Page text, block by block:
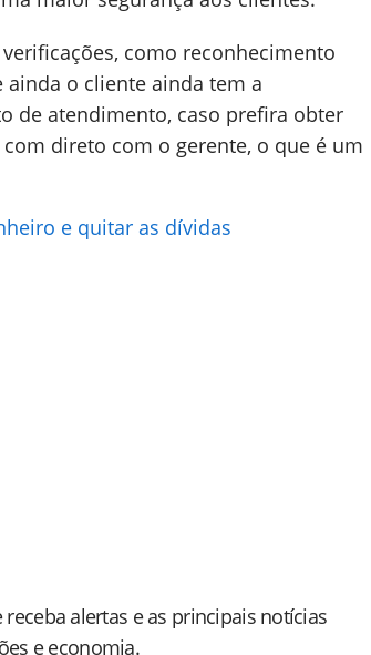
como reconhecimento
o cliente ainda tem a
de atendimento, caso prefira obter
direto com o gerente, o que é um
e quitar as dívidas
receba alertas e as principais notícias
e economia.